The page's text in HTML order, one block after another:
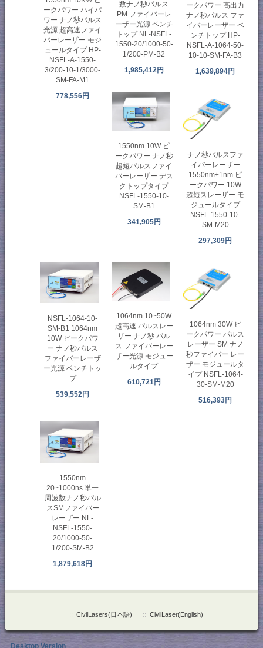
ークパワー ハイパ
ワー ナノ秒パルス
光源 超高速ファイ
バーレーザー モジ
ュールタイプ HP-
NSFL-A-1550-
3/200-10-1/3000-
SM-FA-M1
778,556円
数ナノ秒パルス
PM ファイバーレ
ーザー光源 ベンチ
トップ NL-NSFL-
1550-20/1000-50-
1/200-PM-B2
1,985,412円
ークパワー 高出力
ナノ秒パルス ファ
イバーレーザー ベ
ンチトップ HP-
NSFL-A-1064-50-
10-10-SM-FA-B3
1,639,894円
1550nm 10W ピ
ークパワー ナノ秒
超短パルスファイ
バーレーザー デス
クトップタイプ
NSFL-1550-10-
SM-B1
341,905円
ナノ秒パルスファ
イバーレーザー
1550nm±1nm ピ
ークパワー 10W
超短スレーザー モ
ジュールタイプ
NSFL-1550-10-
SM-M20
297,309円
NSFL-1064-10-
SM-B1 1064nm
10W ピークパワ
ー ナノ秒パルス
ファイバーレーザ
ー光源 ベンチトッ
プ
539,552円
1064nm 10~50W
超高速 パルスレー
ザー ナノ秒 パル
ス ファイバーレー
ザー光源 モジュー
ルタイプ
610,721円
1064nm 30W ピ
ークパワー パルス
レーザー SM ナノ
秒ファイバー レー
ザー モジュールタ
イプ NSFL-1064-
30-SM-M20
516,393円
1550nm
20~1000ns 単一
周波数ナノ秒パル
スSMファイバー
レーザー NL-
NSFL-1550-
20/1000-50-
1/200-SM-B2
1,879,618円
:: CivilLasers(日本語) :: CivilLaser(English)
Desktop Version